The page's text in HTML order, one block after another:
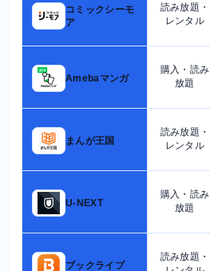
コミックシーモ
ア
読み放題・
レンタル
Amebaマンガ
購入・読み
放題
まんが王国
読み放題・
レンタル
U-NEXT
購入・読み
放題
ブックライブ
読み放題・